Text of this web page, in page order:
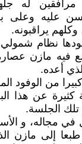
مرافقين له
عليه وعلى
يراقبونه.
نظام
فيه مازن
أعده.
من الوفود
عن هذا
تلك الجلسة.
في مجاله، و
طبعا إلى مازن